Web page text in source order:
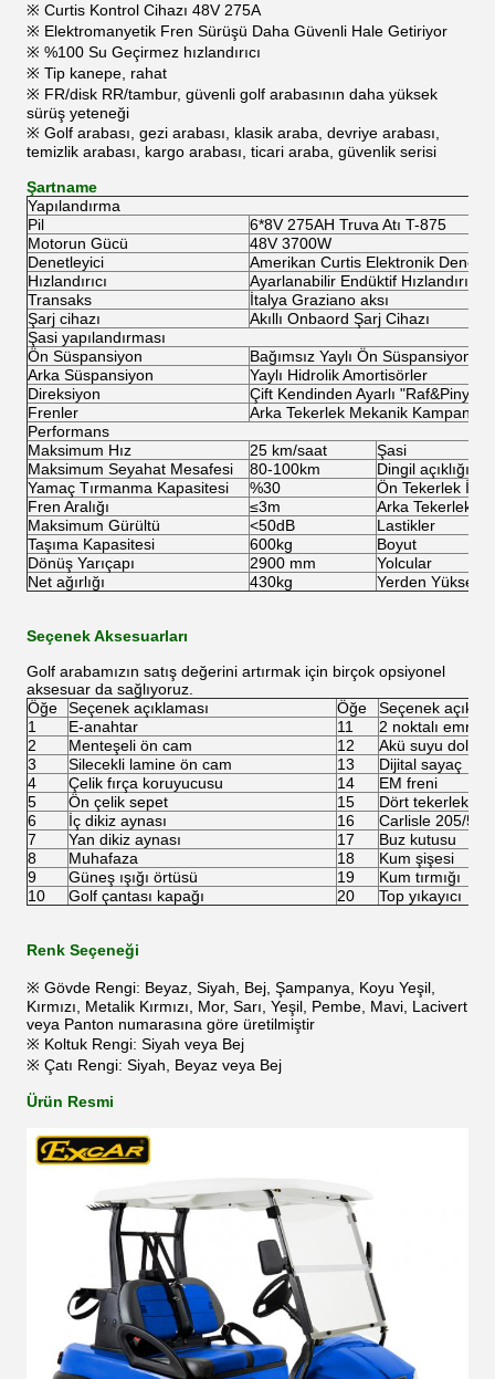
※ Curtis Kontrol Cihazı 48V 275A
※ Elektromanyetik Fren Sürüşü Daha Güvenli Hale Getiriyor
※ %100 Su Geçirmez hızlandırıcı
※ Tip kanepe, rahat
※ FR/disk RR/tambur, güvenli golf arabasının daha yüksek
sürüş yeteneği
※ Golf arabası, gezi arabası, klasik araba, devriye arabası,
temizlik arabası, kargo arabası, ticari araba, güvenlik serisi
Şartname
Yapılandırma
Pil
6*8V 275AH Truva Atı T-875
Motorun Gücü
48V 3700W
Denetleyici
Amerikan Curtis Elektronik
Hızlandırıcı
Ayarlanabilir Endüktif Hızlandırıcı
Transaks
İtalya Graziano aksı
Şarj cihazı
Akıllı Onbaord Şarj Cihazı
Şasi yapılandırması
Ön Süspansiyon
Bağımsız Yaylı Ön Süspansiyon
Arka Süspansiyon
Yaylı Hidrolik Amortisörler
Direksiyon
Çift Kendinden Ayarlı
Frenler
Arka Tekerlek Mekanik
Performans
Maksimum Hız
25 km/saat
Şasi
Maksimum Seyahat Mesafesi
80-100km
Dingil açıklığı
Yamaç Tırmanma Kapasitesi
%30
Ön Tekerlek İzi
Fren Aralığı
≤3m
Arka Tekerlek İzi
Maksimum Gürültü
<50dB
Lastikler
Taşıma Kapasitesi
600kg
Boyut
Dönüş Yarıçapı
2900 mm
Yolcular
Net ağırlığı
430kg Yerden Yükseklik
Seçenek Aksesuarları
Golf arabamızın satış değerini artırmak için birçok opsiyonel
aksesuar da sağlıyoruz.
Öğe
Seçenek açıklaması Öğe
Seçenek
1
E-anahtar 11
2 noktalı
2
Menteşeli ön cam 12
Akü suyu
3
Silecekli lamine ön cam 13
Dijital sayaç
4
Çelik fırça koruyucusu 14
EM freni
5
Ön çelik sepet 15
Dört tekerlekli
6
İç dikiz aynası 16
Carlisle 205/50-
7
Yan dikiz aynası 17
Buz kutusu
8
Muhafaza 18
Kum şişesi
9
Güneş ışığı örtüsü 19
Kum tırmığı
10
Golf çantası kapağı 20 Top yıkayıcı
Renk Seçeneği
※ Gövde Rengi: Beyaz, Siyah, Bej, Şampanya, Koyu Yeşil,
Kırmızı, Metalik Kırmızı, Mor, Sarı, Yeşil, Pembe, Mavi, Lacivert
veya Panton numarasına göre üretilmiştir
※ Koltuk Rengi: Siyah veya Bej
※ Çatı Rengi: Siyah, Beyaz veya Bej
Ürün Resmi